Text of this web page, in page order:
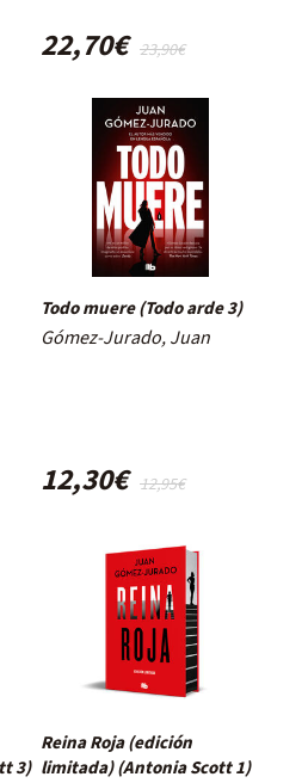
23,90€
22,70€
Todo muere (Todo arde 3)
Gómez-Jurado, Juan
12,95€
12,30€
3)
Reina Roja (edición
limitada) (Antonia Scott 1)